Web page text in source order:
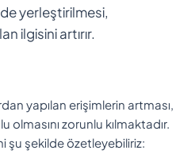
yerleştirilmesi,
ilgisini artırır.
yapılan erişimlerin artması,
zorunlu kılmaktadır.
şu şekilde özetleyebiliriz: